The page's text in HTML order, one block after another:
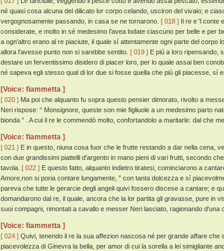
né quasi cosa alcuna del dilicato lor corpo celando, usciron del vivaio; e
vergognosamente passando, in casa se ne tornarono. [ 018 ] Il re e 'l conte
considerate, e molto in sé medesimo l'avea lodate ciascuno per belle e per
a ogn'altro erano al re piaciute, il quale sí attentamente ogni parte del
allora l'avesse punto non si sarebbe sentito. [ 019 ] E piú a loro ripensando,
destare un ferventissimo disidero di piacer loro, per lo quale assai ben
né sapeva egli stesso qual di lor due si fosse quella che piú gli piacesse, sí
[Voice: fiammetta ]
[ 020 ] Ma poi che alquanto fu sopra questo pensier dimorato, rivolto a
Neri rispose: “ Monsignore, queste son mie figliuole a un medesimo parto
bionda ” . A cui il re le commendò molto, confortandolo a maritarle: dal che
[Voice: fiammetta ]
[ 021 ] E in questo, niuna cosa fuor che le frutte restando a dar nella cena,
con due grandissimi piattelli d'argento in mano pieni di vari frutti, secondo
tavola. [ 022 ] E questo fatto, alquanto indietro tiratesi, cominciarono a
Amore,non si poria contare lungamente, ” con tanta dolcezza e sí
pareva che tutte le gerarcie degli angeli quivi fossero discese a cantare; e
domandarono dal re, il quale, ancora che la lor partita gli gravasse, pure in
suoi compagni, rimontati a cavallo e messer Neri lasciato, ragionando d'una
[Voice: fiammetta ]
[ 024 ] Quivi, tenendo il re la sua affezion nascosa né per grande affare
piacevolezza di Ginevra la bella, per amor di cui la sorella a lei simigliante